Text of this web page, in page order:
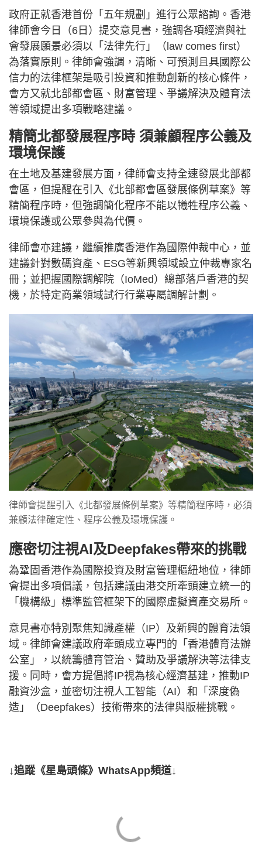
政府正就香港首份「五年規劃」進行公眾諮詢。香港
律師會今日（6日）提交意見書，強調各項經濟與社
會發展願景必須以「法律先行」（law comes first）
為落實原則。律師會強調，清晰、可預測且具國際公
信力的法律框架是吸引投資和推動創新的核心條件，
會方又就北部都會區、財富管理、爭議解決及體育法
等領域提出多項戰略建議。
精簡北都發展程序時 須兼顧程序公義及
環境保護
在土地及基建發展方面，律師會支持全速發展北部都
會區，但提醒在引入《北部都會區發展條例草案》等
精簡程序時，但強調簡化程序不能以犧牲程序公義、
環境保護或公眾參與為代價。
律師會亦建議，繼續推廣香港作為國際仲裁中心，並
建議針對數碼資產、ESG等新興領域設立仲裁專家名
冊；並把握國際調解院（IoMed）總部落戶香港的契
機，於特定商業領域試行行業專屬調解計劃。
律師會提醒引入《北都發展條例草案》等精簡程序時，必須
兼顧法律確定性、程序公義及環境保護。
應密切注視AI及Deepfakes帶來的挑戰
為鞏固香港作為國際投資及財富管理樞紐地位，律師
會提出多項倡議，包括建議由港交所牽頭建立統一的
「機構級」標準監管框架下的國際虛擬資產交易所。
意見書亦特別聚焦知識產權（IP）及新興的體育法領
域。律師會建議政府牽頭成立專門的「香港體育法辦
公室」，以統籌體育管治、贊助及爭議解決等法律支
援。同時，會方提倡將IP視為核心經濟基建，推動IP
融資沙盒，並密切注視人工智能（AI）和「深度偽
造」（Deepfakes）技術帶來的法律與版權挑戰。
↓追蹤《星島頭條》WhatsApp頻道↓